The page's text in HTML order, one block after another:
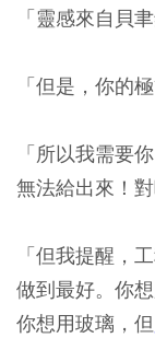
「靈感來自貝
「但是，你的
「所以我需要
無法給出來！對
「但我提醒，
做到最好。你
你想用玻璃，但